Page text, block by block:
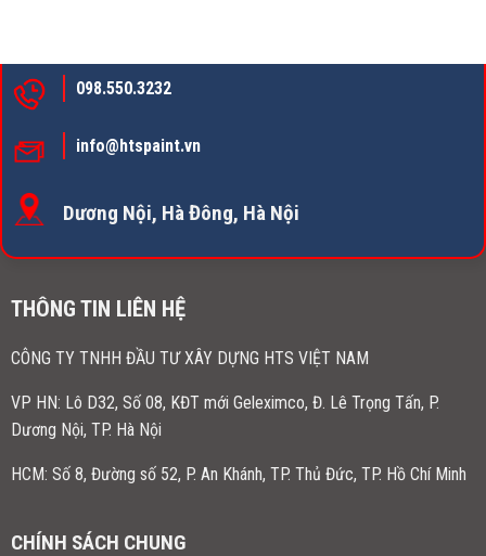
098.550.3232
info@htspaint.vn
Dương Nội, Hà Đông, Hà Nội
THÔNG TIN LIÊN HỆ
CÔNG TY TNHH ĐẦU TƯ XÂY DỰNG HTS VIỆT NAM
VP HN: Lô D32, Số 08, KĐT mới Geleximco, Đ. Lê Trọng Tấn, P.
Dương Nội, TP. Hà Nội
HCM: Số 8, Đường số 52, P. An Khánh, TP. Thủ Đức, TP. Hồ Chí Minh
CHÍNH SÁCH CHUNG